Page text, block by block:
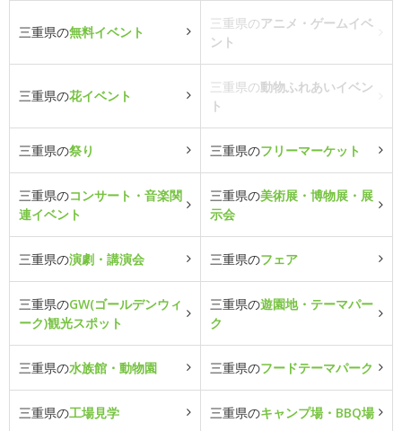
三重県の無料イベント
三重県のアニメ・ゲームイベ
ント
三重県の花イベント
三重県の動物ふれあいイベン
ト
三重県の祭り 三重県のフリーマーケット
三重県のコンサート・音楽関
連イベント
三重県の美術展・博物展・展
示会
三重県の演劇・講演会 三重県のフェア
三重県のGW(ゴールデンウィ
ーク)観光スポット
三重県の遊園地・テーマパー
ク
三重県の水族館・動物園 三重県のフードテーマパーク
三重県の工場見学 三重県のキャンプ場・BBQ場